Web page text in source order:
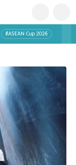
#ASEAN Cup 2026